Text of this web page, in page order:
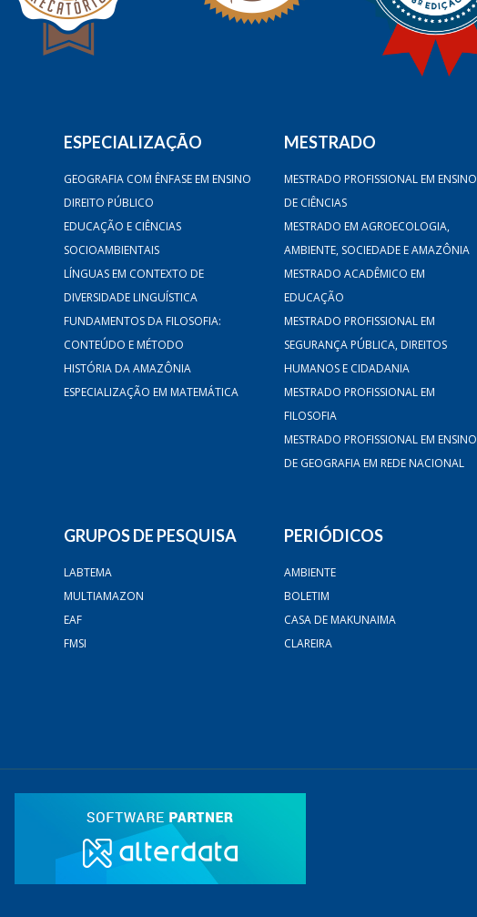
ESPECIALIZAÇÃO
GEOGRAFIA COM ÊNFASE EM ENSINO
DIREITO PÚBLICO
EDUCAÇÃO E CIÊNCIAS
SOCIOAMBIENTAIS
LÍNGUAS EM CONTEXTO DE
DIVERSIDADE LINGUÍSTICA
FUNDAMENTOS DA FILOSOFIA:
CONTEÚDO E MÉTODO
HISTÓRIA DA AMAZÔNIA
ESPECIALIZAÇÃO EM MATEMÁTICA
MESTRADO
MESTRADO PROFISSIONAL EM ENSINO
DE CIÊNCIAS
MESTRADO EM AGROECOLOGIA,
AMBIENTE, SOCIEDADE E AMAZÔNIA
MESTRADO ACADÊMICO EM
EDUCAÇÃO
MESTRADO PROFISSIONAL EM
SEGURANÇA PÚBLICA, DIREITOS
HUMANOS E CIDADANIA
MESTRADO PROFISSIONAL EM
FILOSOFIA
MESTRADO PROFISSIONAL EM ENSINO
DE GEOGRAFIA EM REDE NACIONAL
GRUPOS DE PESQUISA
LABTEMA
MULTIAMAZON
EAF
FMSI
PERIÓDICOS
AMBIENTE
BOLETIM
CASA DE MAKUNAIMA
CLAREIRA